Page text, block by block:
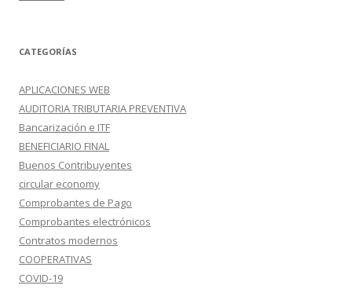
CATEGORÍAS
APLICACIONES WEB
AUDITORIA TRIBUTARIA PREVENTIVA
Bancarización e ITF
BENEFICIARIO FINAL
Buenos Contribuyentes
circular economy
Comprobantes de Pago
Comprobantes electrónicos
Contratos modernos
COOPERATIVAS
COVID-19